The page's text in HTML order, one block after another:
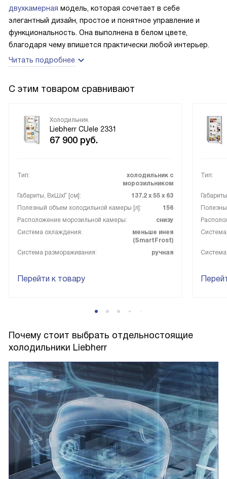
мебели, чтобы стукаться. Хотя бы на кухне нам спокойнее
за него. В самом холодильнике 4 полки. Из них три
свободно регулируются по высоте, чтобы можно было
разумно и удобно все организовать. Овощи и фрукты
что прибор экономнее похожих моделей, он тратит на
двухкамерная модель, которая сочетает в себе
элегантный дизайн, простое и понятное управление и
функциональность. Она выполнена в белом цвете,
благодаря чему впишется практически любой интерьер.
Читать подробнее
С этим товаром сравнивают
Холодильник
Liebherr CUele 2331
67 900 руб.
Тип:
холодильник с
морозильником
Габариты, ВxШxГ [см]:
137.2 х 55 х 63
Полезный объем холодильной камеры [л]:
156
Расположение морозильной камеры:
снизу
Система охлаждения:
меньше инея
(SmartFrost)
Система размораживания:
ручная
Перейти к товару
Тип:
Почему стоит выбрать отдельностоящие
холодильники Liebherr